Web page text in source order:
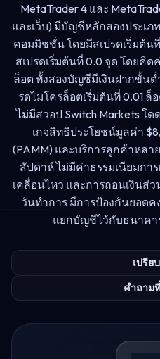
MetaTrader 4 และ
และเว็บ) มีบัญชีหลักสองประเ
คอมมิชชั่น โดยมีสเปรดเริ่มต้น
สเปรดเริ่มต้นที่ 0.0 จุด โดยคิ
ล็อต ทั้งสองบัญชีมีเงินฝากขั้นต่ำ
รดไมโครล็อตเริ่มต้นที่ 0.01
ไม่มีสวอป Switch Markets โด
เกจสิทธิประโยชน์มูลค่า
(PAMM) และบริการลูกค้าหลา
สัปดาห์ ไม่มีค่าธรรมเนียมกา
เคลื่อนไหว และการถอนเงินส่
วันทำการ มีการป้องกันยอด
แยกบัญชีไว้กับธนาค
เปรีย
คำถาม